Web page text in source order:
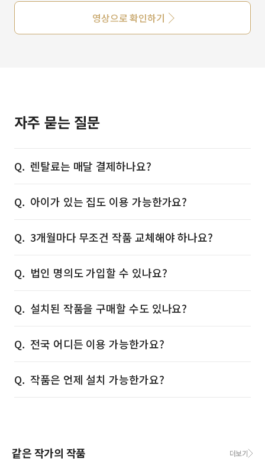
영상으로 확인하기
자주 묻는 질문
렌탈료는 매달 결제하나요?
아이가 있는 집도 이용 가능한가요?
3개월마다 무조건 작품 교체해야 하나요?
법인 명의도 가입할 수 있나요?
설치된 작품을 구매할 수도 있나요?
전국 어디든 이용 가능한가요?
작품은 언제 설치 가능한가요?
같은 작가의 작품 더보기